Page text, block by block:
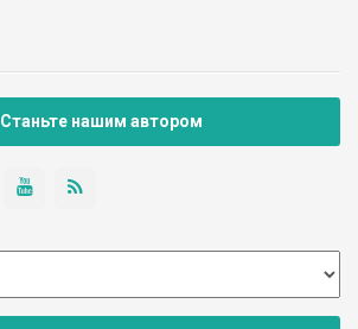
Станьте нашим автором